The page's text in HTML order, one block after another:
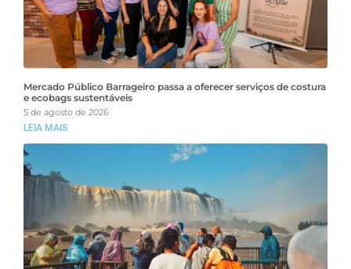
Mercado Público Barrageiro passa a oferecer serviços de costura
e ecobags sustentáveis
5 de agosto de 2026
LEIA MAIS